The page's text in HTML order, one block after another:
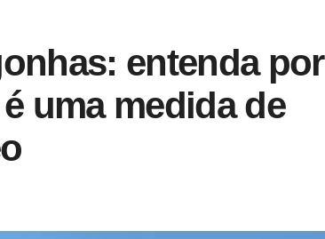
entenda por
uma medida de